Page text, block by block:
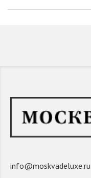
info@moskvadeluxe.ru